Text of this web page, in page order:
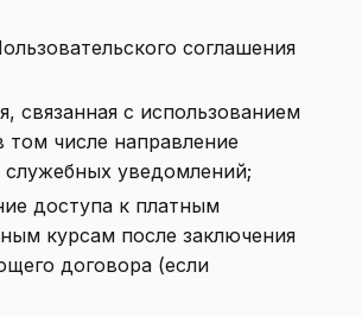
соглашения
связанная с использованием
числе направление
служебных уведомлений;
доступа к платным
курсам после заключения
договора (если